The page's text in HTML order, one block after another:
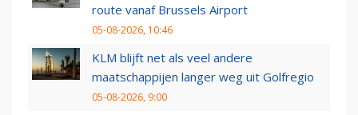
route vanaf Brussels Airport
05-08-2026, 10:46
KLM blijft net als veel andere
maatschappijen langer weg uit Golfregio
05-08-2026, 9:00